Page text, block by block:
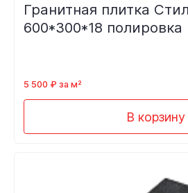
Гранитная плитка
600*300*18 полировка
5 500 ₽ за м²
В корзину